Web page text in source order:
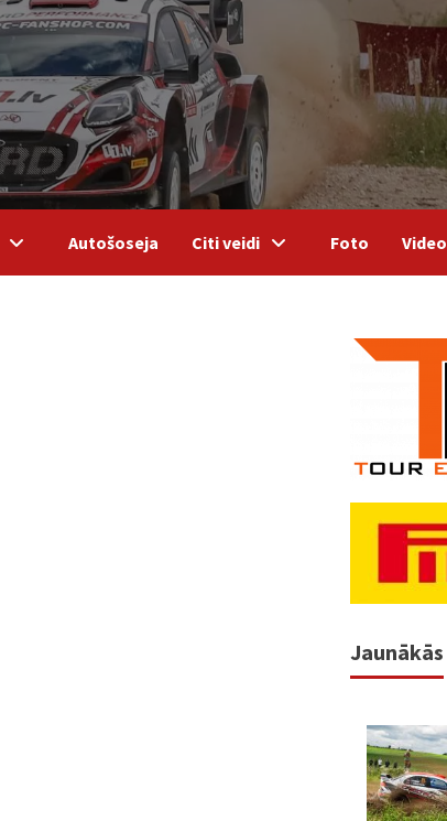
Autošoseja Citi veidi Foto Video
Jaunākās